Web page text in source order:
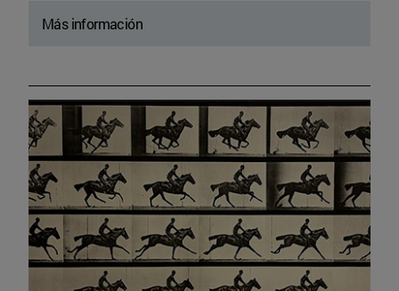
Más información